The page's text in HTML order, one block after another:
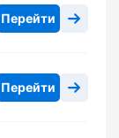
Перейти
Перейти